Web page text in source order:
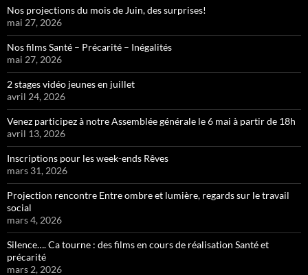
Nos projections du mois de Juin, des surprises!
mai 27, 2026
Nos films Santé – Précarité – Inégalités
mai 27, 2026
2 stages vidéo jeunes en juillet
avril 24, 2026
Venez participez à notre Assemblée générale le 6 mai à partir de 18h
avril 13, 2026
Inscriptions pour les week-ends Rêves
mars 31, 2026
Projection rencontre Entre ombre et lumière, regards sur le travail
social
mars 4, 2026
Silence…. Ca tourne : des films en cours de réalisation Santé et
précarité
mars 2, 2026